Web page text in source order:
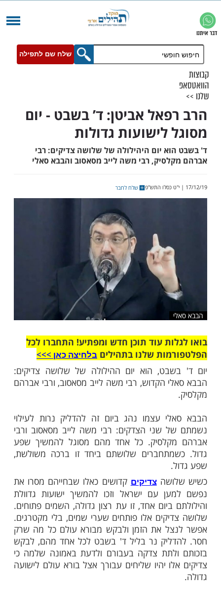
שלח שם לתפילה
אביטן: ד’ בשבט - יום
לישועות גדולות
יום היהילולה של שלושה צדיקים: רבי
רבי משה לייב מסאסוב והבבא סאלי
שלח לחבר
עוד תוכן חדש ומפתיע! התחברו לכל
שלנו בתהיליםבלחיצה כאן >>>​
הוא יום ההילולה של שלושה צדיקים:
הקדוש, רבי משה לייב מסאסוב, ורבי אברהם
עצמו נהג ביום זה להדליק נרות לעילוי
שני הצדקים: רבי משה לייב מסאסוב ורבי
כל אחד מהם מסוגל להמשיך שפע
שלושתם ביחד זו ברכה משולשת,